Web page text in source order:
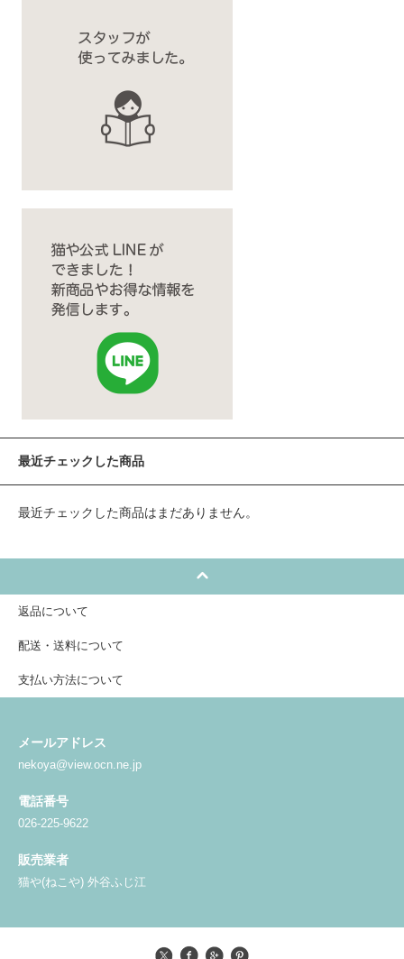
最近チェックした商品
最近チェックした商品はまだありません。
返品について
配送・送料について
支払い方法について
メールアドレス
nekoya@view.ocn.ne.jp
電話番号
026-225-9622
販売業者
猫や(ねこや) 外谷ふじ江